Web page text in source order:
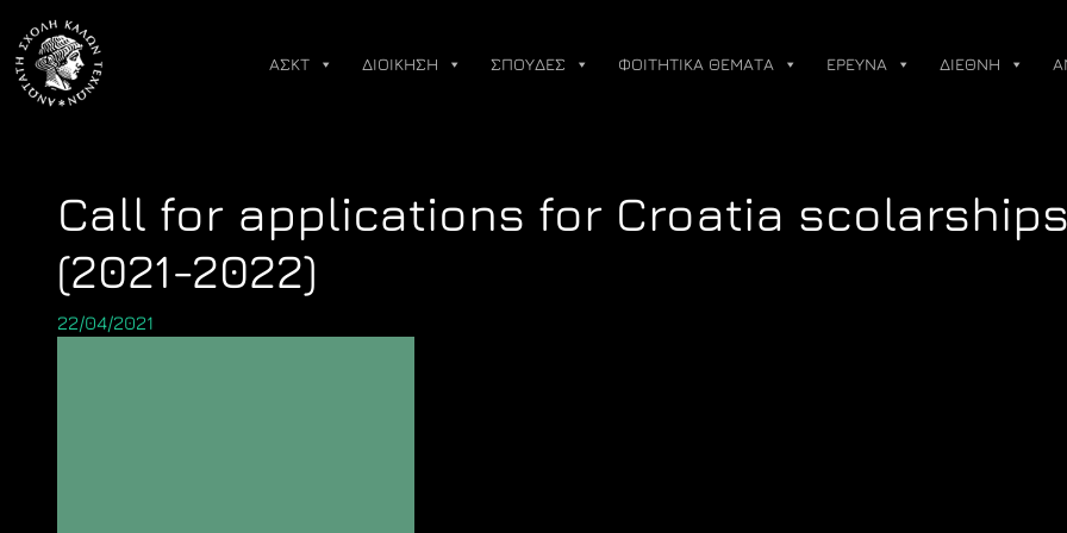
content
ΑΣΚΤ ΔΙΟΙΚΗΣΗ ΣΠΟΥΔΕΣ ΦΟΙΤΗΤΙΚΑ ΘΕΜΑΤΑ ΕΡΕΥΝΑ ΔΙΕΘΝΗ
Call for applications for Croatia scolarships
(2021-2022)
22/04/2021